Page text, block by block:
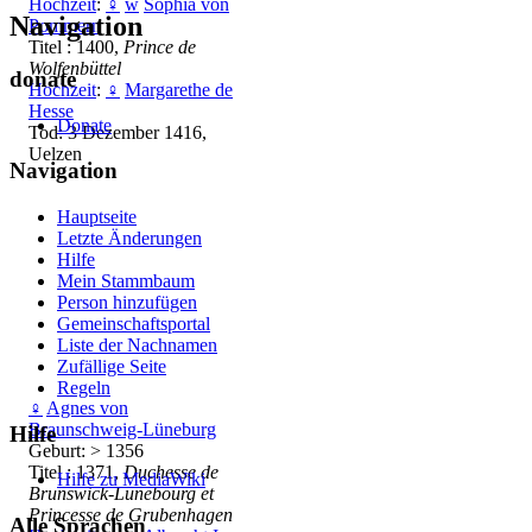
Hochzeit: ♀ w Sophia von
Pommern
Titel : 1400, Prince de
Wolfenbüttel
Hochzeit: ♀ Margarethe de
Hesse
Tod: 3 Dezember 1416,
Uelzen
♀ Agnes von
Braunschweig-Lüneburg
Geburt: > 1356
Titel : 1371,Duchesse de
Brunswick-Lunebourg et
Princesse de Grubenhagen
Navigation
donate
Donate
Navigation
Hauptseite
Letzte Änderungen
Hilfe
Mein Stammbaum
Person hinzufügen
Gemeinschafts­portal
Liste der Nachnamen
Zufällige Seite
Regeln
Hilfe
Hilfe zu MediaWiki
Alle Sprachen